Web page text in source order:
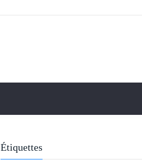
Étiquettes